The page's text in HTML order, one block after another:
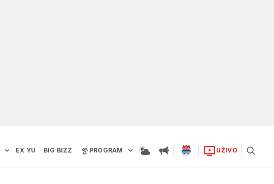
EX YU BIG BIZZ PROGRAM UŽIVO